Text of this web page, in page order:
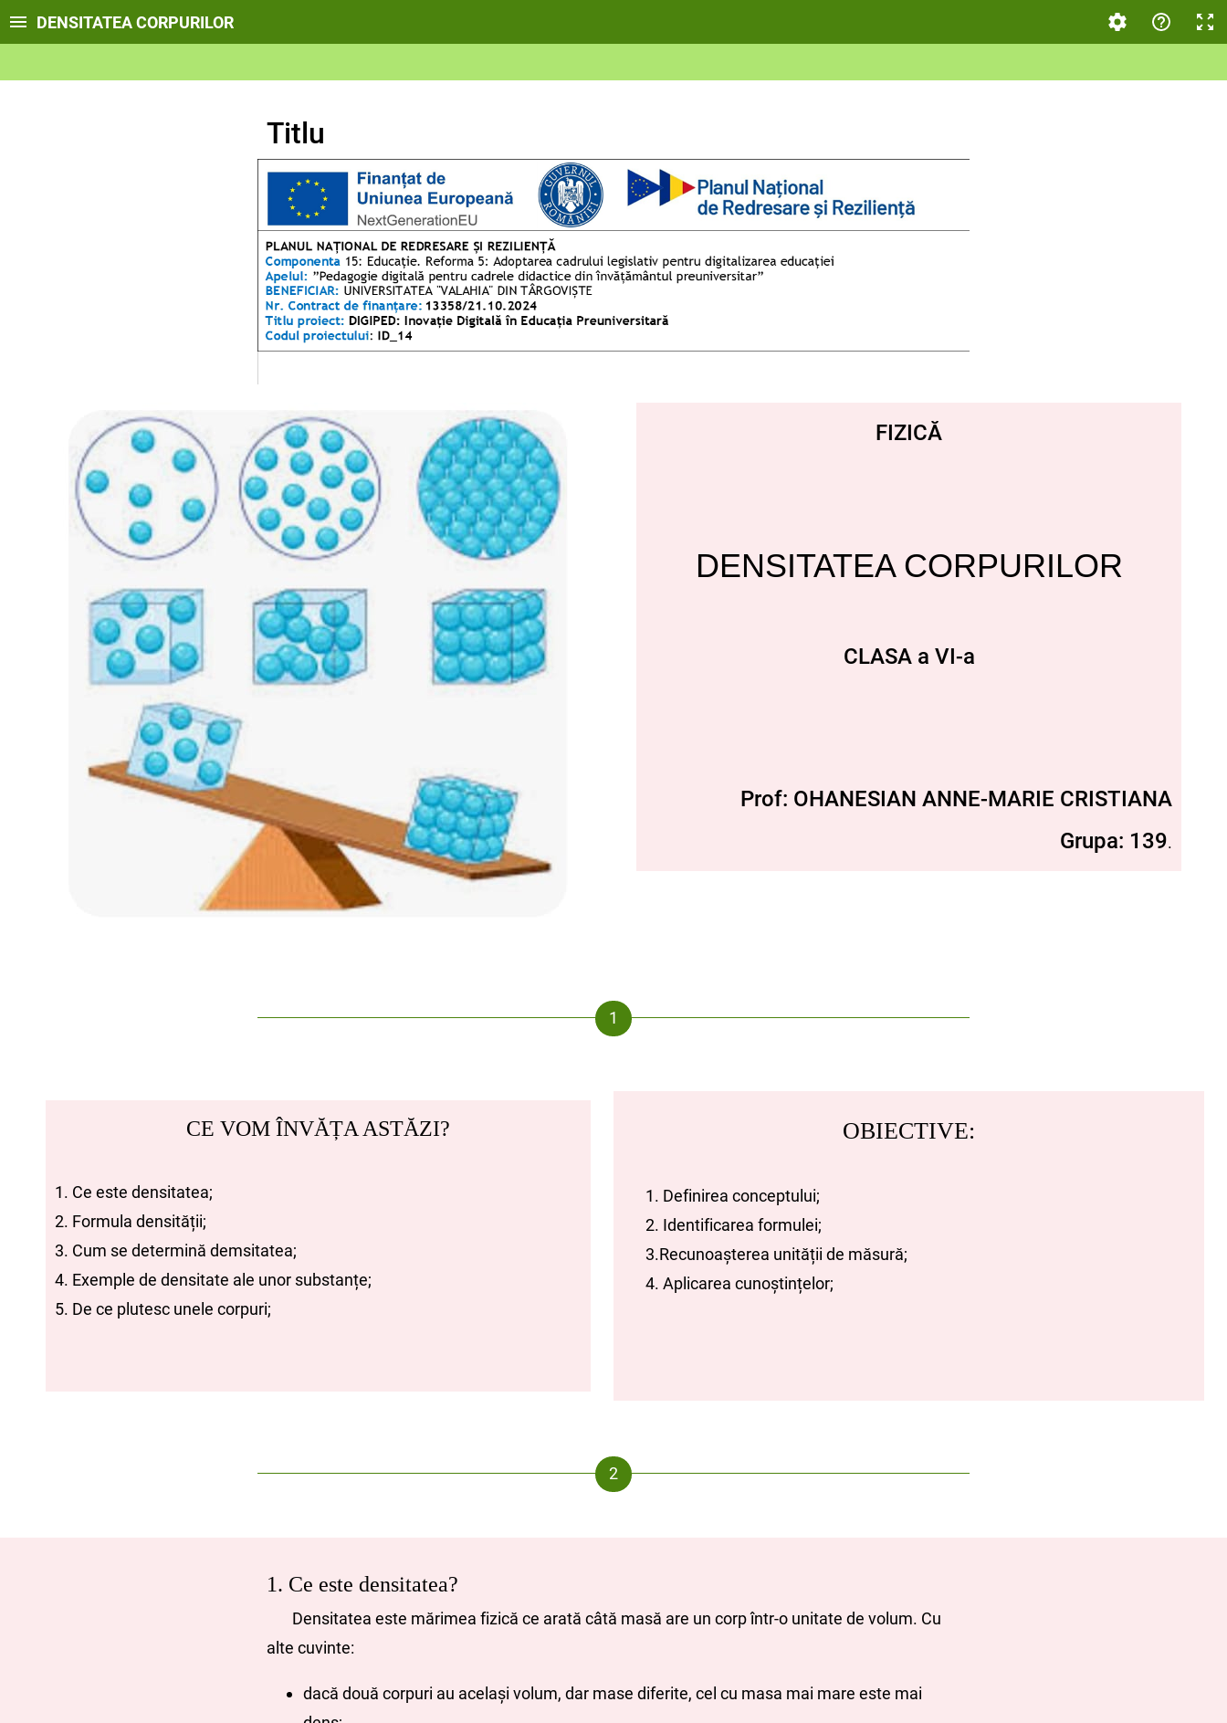
DENSITATEA CORPURILOR
Titlu
FIZICĂ
DENSITATEA CORPURILOR
CLASA a VI-a
Prof: OHANESIAN ANNE-MARIE CRISTIANA
Grupa: 139.
CE VOM ÎNVĂȚA ASTĂZI?
1. Ce este densitatea;
2. Formula densității;
3. Cum se determină demsitatea;
4. Exemple de densitate ale unor substanțe;
5. De ce plutesc unele corpuri;
OBIECTIVE:
1. Definirea conceptului;
2. Identificarea formulei;
3.Recunoașterea unității de măsură;
4. Aplicarea cunoștințelor;
1. Ce este densitatea?
Densitatea este mărimea fizică ce arată câtă masă are un corp într-o unitate de volum. Cu
alte cuvinte:
dacă două corpuri au același volum, dar mase diferite, cel cu masa mai mare este mai